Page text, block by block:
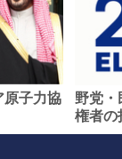
原子力協
野党・
権者